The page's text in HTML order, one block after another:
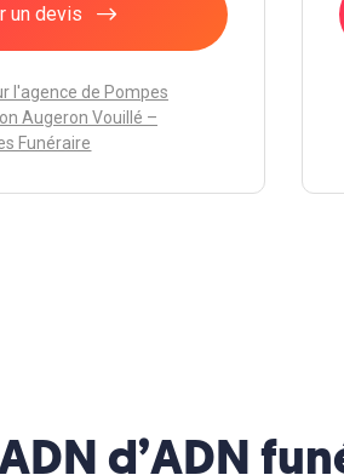
un devis
l'agence de Pompes
Augeron Vouillé –
Funéraire
d’ADN